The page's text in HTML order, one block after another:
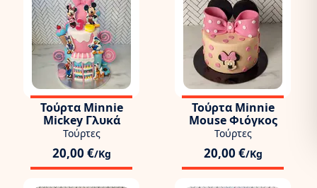
Τούρτα Minnie
Mickey Γλυκά
Τούρτες
20,00 €/Kg
Τούρτα Minnie
Mouse Φιόγκος
Τούρτες
20,00 €/Kg